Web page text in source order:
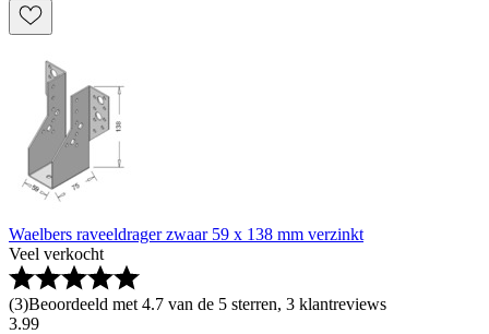
Waelbers raveeldrager zwaar 59 x 138 mm verzinkt
Veel verkocht
(3)Beoordeeld met 4.7 van de 5 sterren, 3 klantreviews
3.99